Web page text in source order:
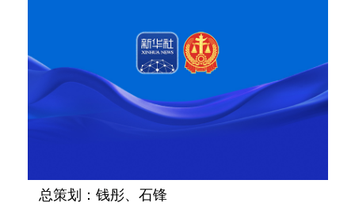
总策划：钱彤、石锋